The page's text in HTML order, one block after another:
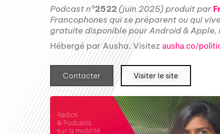
Podcast n°2522(juin 2025) produit par
Francophones qui se préparent ou qui
gratuite disponible pour Android &
Hébergé par Ausha. Visitez ausha.co/
Contacter Visiter le site